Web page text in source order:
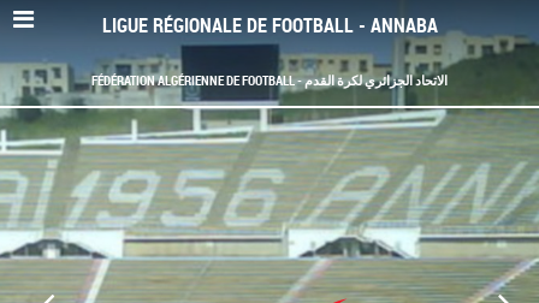
LIGUE RÉGIONALE DE FOOTBALL - ANNABA
FÉDÉRATION ALGÉRIENNE DE FOOTBALL - الاتحاد الجزائري لكرة القدم